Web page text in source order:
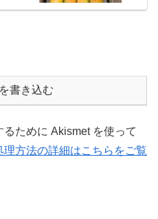
書き込む
ために Akismet を使って
理方法の詳細はこちらをご覧